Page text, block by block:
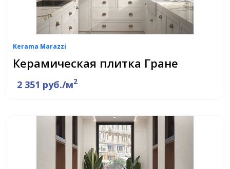
Kerama Marazzi
Керамическая плитка Гране
2 351 руб./м2